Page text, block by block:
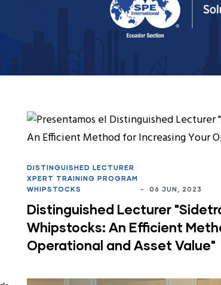
DISTINGUISHED LECTURER
XPERT TRAINING PROGRAM
WHIPSTOCKS
- 06 JUN, 2023
Distinguished Lecturer
Whipstocks: An Efficient
Operational and Asset Value"